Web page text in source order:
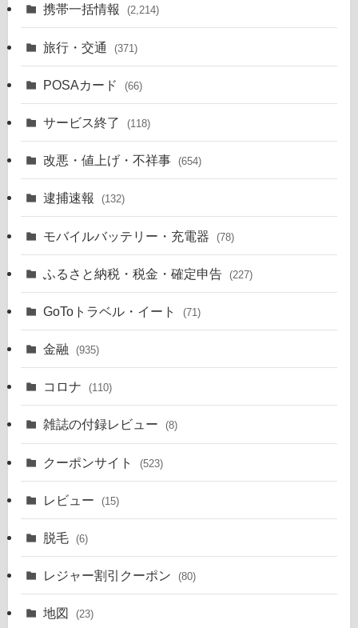
携帯一括情報 (2,214)
旅行・交通 (371)
POSAカード (66)
サービス終了 (118)
改悪・値上げ・不祥事 (654)
逮捕速報 (132)
モバイルバッテリー・充電器 (78)
ふるさと納税・税金・確定申告 (227)
GoToトラベル・イート (71)
金融 (935)
コロナ (110)
雑誌の付録レビュー (8)
クーポンサイト (523)
レビュー (15)
脱毛 (6)
レジャー割引クーポン (80)
地図 (23)